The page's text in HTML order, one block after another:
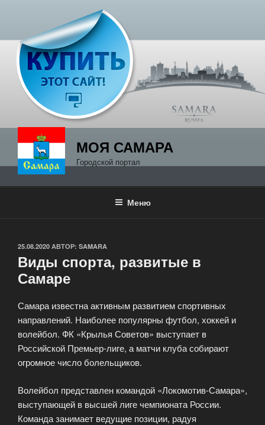
содержимому
МОЯ САМАРА
Городской портал
Меню
ОПУБЛИКОВАНО
25.08.2020 АВТОР: SAMARA
Виды спорта, развитые в
Самаре
Самара известна активным развитием спортивных
направлений. Наиболее популярны футбол, хоккей и
волейбол. ФК «Крылья Советов» выступает в
Российской Премьер-лиге, а матчи клуба собирают
огромное число болельщиков.
Волейбол представлен командой «Локомотив-Самара»,
выступающей в высшей лиге чемпионата России.
Команда занимает ведущие позиции, радуя